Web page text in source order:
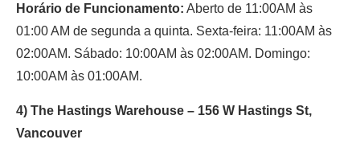
Horário de Funcionamento: Aberto de 11:00AM às
01:00 AM de segunda a quinta. Sexta-feira: 11:00AM às
02:00AM. Sábado: 10:00AM às 02:00AM. Domingo:
10:00AM às 01:00AM.
4) The Hastings Warehouse – 156 W Hastings St,
Vancouver